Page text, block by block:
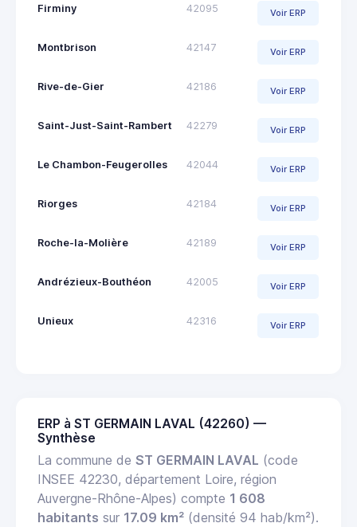
Firminy 42095 Voir ERP
Montbrison 42147 Voir ERP
Rive-de-Gier 42186 Voir ERP
Saint-Just-Saint-Rambert 42279 Voir ERP
Le Chambon-Feugerolles 42044 Voir ERP
Riorges 42184 Voir ERP
Roche-la-Molière 42189 Voir ERP
Andrézieux-Bouthéon 42005 Voir ERP
Unieux 42316 Voir ERP
ERP à ST GERMAIN LAVAL (42260) —
Synthèse
La commune de ST GERMAIN LAVAL (code
INSEE 42230, département Loire, région
Auvergne-Rhône-Alpes) compte 1 608
habitants sur 17.09 km² (densité 94 hab/km²).